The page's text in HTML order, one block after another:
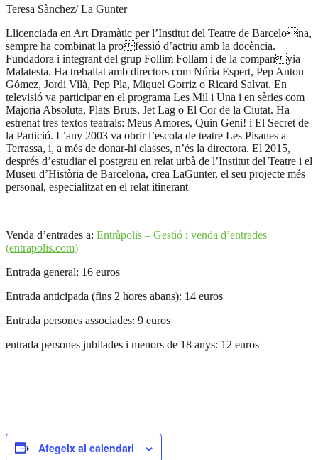
Teresa Sànchez/ La Gunter
Llicenciada en Art Dramàtic per l’Institut del Teatre de Barcelona,
sempre ha combinat la professió d’actriu amb la docència.
Fundadora i integrant del grup Follim Follam i de la companyia
Malatesta. Ha treballat amb directors com Núria Espert, Pep Anton
Gómez, Jordi Vilà, Pep Pla, Miquel Gorriz o Ricard Salvat. En
televisió va participar en el programa Les Mil i Una i en sèries com
Majoria Absoluta, Plats Bruts, Jet Lag o El Cor de la Ciutat. Ha
estrenat tres textos teatrals: Meus Amores, Quin Geni! i El Secret de
la Partició. L’any 2003 va obrir l’escola de teatre Les Pisanes a
Terrassa, i, a més de donar-hi classes, n’és la directora. El 2015,
després d’estudiar el postgrau en relat urbà de l’Institut del Teatre i el
Museu d’Història de Barcelona, crea LaGunter, el seu projecte més
personal, especialitzat en el relat itinerant
Venda d’entrades a: Entràpolis – Gestió i venda d’entrades
(entrapolis.com)
Entrada general: 16 euros
Entrada anticipada (fins 2 hores abans): 14 euros
Entrada persones associades: 9 euros
entrada persones jubilades i menors de 18 anys: 12 euros
Afegeix al calendari